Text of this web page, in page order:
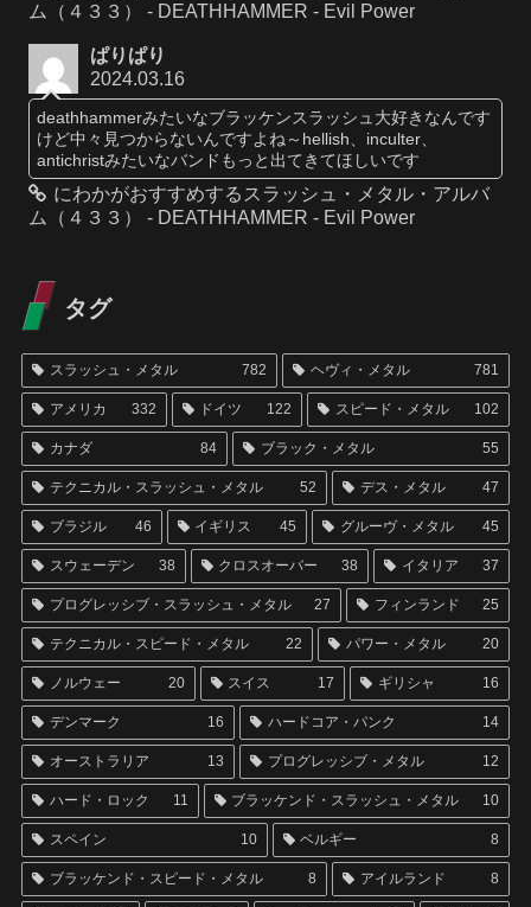
ム（４３３） - DEATHHAMMER - Evil Power
ぱりぱり
2024.03.16
deathhammerみたいなブラッケンスラッシュ大好きなんです
けど中々見つからないんですよね～hellish、inculter、
antichristみたいなバンドもっと出てきてほしいです
にわかがおすすめするスラッシュ・メタル・アルバ
ム（４３３） - DEATHHAMMER - Evil Power
タグ
スラッシュ・メタル 782 ヘヴィ・メタル 781
アメリカ 332 ドイツ 122 スピード・メタル 102
カナダ 84 ブラック・メタル 55
テクニカル・スラッシュ・メタル 52 デス・メタル 47
ブラジル 46 イギリス 45 グルーヴ・メタル 45
スウェーデン 38 クロスオーバー 38 イタリア 37
プログレッシブ・スラッシュ・メタル 27 フィンランド 25
テクニカル・スピード・メタル 22 パワー・メタル 20
ノルウェー 20 スイス 17 ギリシャ 16
デンマーク 16 ハードコア・パンク 14
オーストラリア 13 プログレッシブ・メタル 12
ハード・ロック 11 ブラッケンド・スラッシュ・メタル 10
スペイン 10 ベルギー 8
ブラッケンド・スピード・メタル 8 アイルランド 8